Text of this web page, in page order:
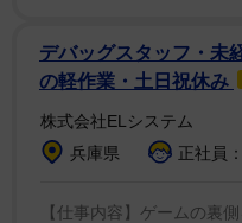
そしてアレックス、マ
もたち、35年連れ添っ
イズレー、そして孫のグ
し、私たちの心の中に永
デバッグスタッフ・未
の軽作業・土日祝休み
株式会社ELシステム
兵庫県
正社員
【仕事内容】ゲームの裏